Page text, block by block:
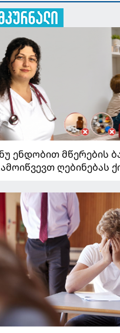
ენდობით მწერების
ღებინებას
კრიტიკულ
სალომე
რჩევები